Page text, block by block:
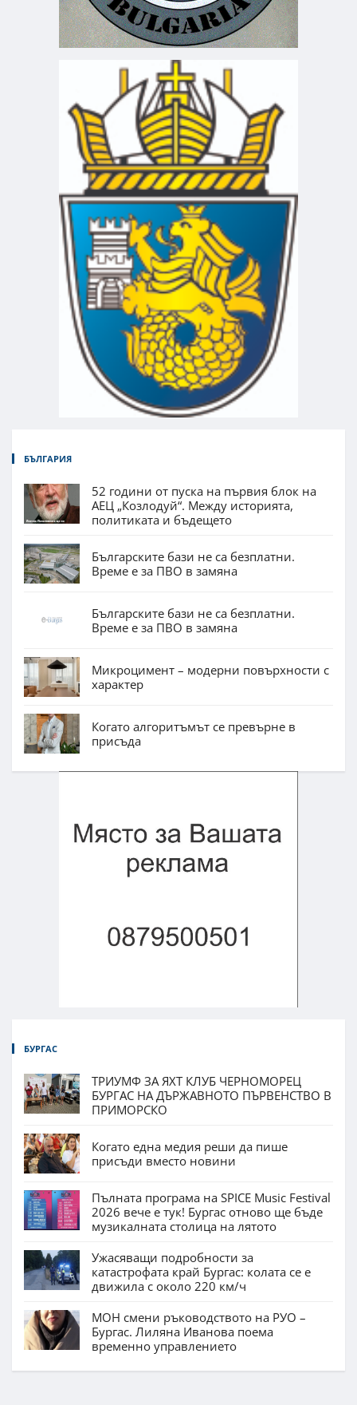
БЪЛГАРИЯ
52 години от пуска на първия блок на
АЕЦ „Козлодуй“. Между историята,
политиката и бъдещето
Българските бази не са безплатни.
Време е за ПВО в замяна
Българските бази не са безплатни.
Време е за ПВО в замяна
Микроцимент – модерни повърхности с
характер
Когато алгоритъмът се превърне в
присъда
БУРГАС
ТРИУМФ ЗА ЯХТ КЛУБ ЧЕРНОМОРЕЦ
БУРГАС НА ДЪРЖАВНОТО ПЪРВЕНСТВО В
ПРИМОРСКО
Когато една медия реши да пише
присъди вместо новини
Пълната програма на SPICE Music Festival
2026 вече е тук! Бургас отново ще бъде
музикалната столица на лятото
Ужасяващи подробности за
катастрофата край Бургас: колата се е
движила с около 220 км/ч
МОН смени ръководството на РУО –
Бургас. Лиляна Иванова поема
временно управлението